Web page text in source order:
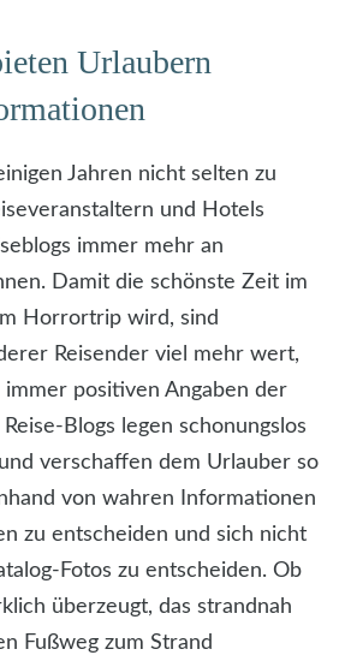
Urlaubern
Jahren nicht selten zu
und Hotels
immer mehr an
Damit die schönste Zeit im
Horrortrip wird, sind
Reisender viel mehr wert,
positiven Angaben der
Blogs legen schonungslos
verschaffen dem Urlauber so
von wahren Informationen
zu entscheiden und sich nicht
Fotos zu entscheiden. Ob
überzeugt, das strandnah
Fußweg zum Strand